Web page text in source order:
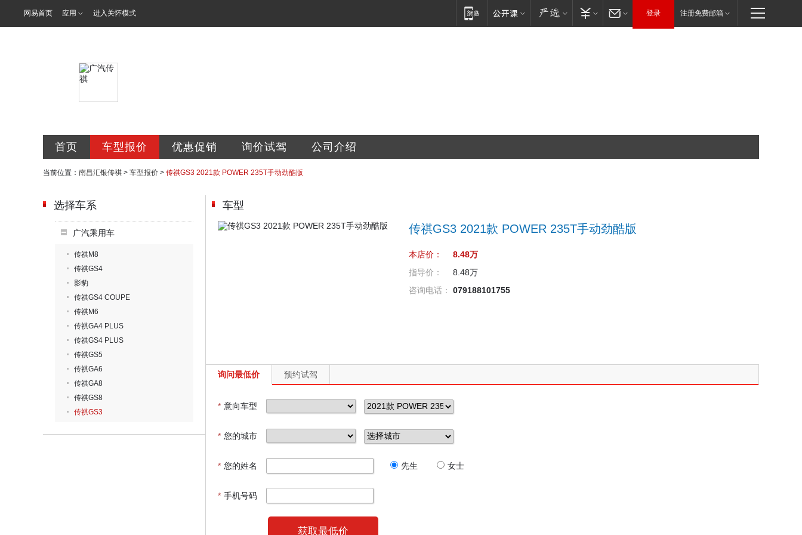
网易首页 应用 进入关怀模式 登录 注册免费邮箱
首页 车型报价 优惠促销 询价试驾 公司介绍
当前位置： 南昌汇银传祺 > 车型报价 > 传祺GS3 2021款 POWER 235T手动劲酷版
选择车系
广汽乘用车
传祺M8
传祺GS4
影豹
传祺GS4 COUPE
传祺M6
传祺GA4 PLUS
传祺GS4 PLUS
传祺GS5
传祺GA6
传祺GA8
传祺GS8
传祺GS3
车型
传祺GS3 2021款 POWER 235T手动劲酷版
本店价：
8.48万
指导价：
8.48万
咨询电话：
079188101755
询问最低价 预约试驾
* 意向车型
* 您的城市
* 您的姓名 先生 女士
* 手机号码
获取最低价